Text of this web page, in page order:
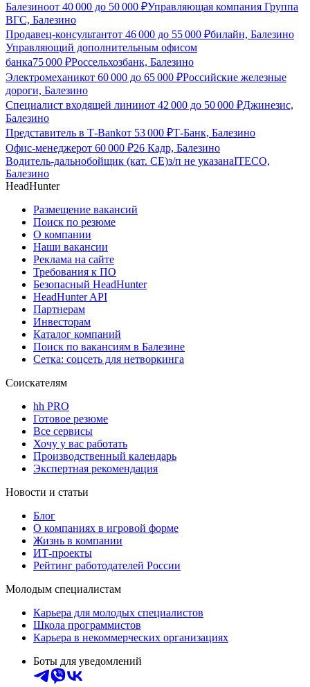
Балезиноот 40 000 до 50 000 ₽Управляющая компания Группа
ВГС, Балезино
Продавец-консультантот 46 000 до 55 000 ₽билайн, Балезино
Управляющий дополнительным офисом
банка75 000 ₽Россельхозбанк, Балезино
Электромеханикот 60 000 до 65 000 ₽Российские железные
дороги, Балезино
Специалист входящей линииот 42 000 до 50 000 ₽Джинезис,
Балезино
Представитель в Т-Bankот 53 000 ₽Т-Банк, Балезино
Офис-менеджерот 60 000 ₽26 Кадр, Балезино
Водитель-дальнобойщик (кат. CE)з/п не указанаITECO,
Балезино
HeadHunter
Размещение вакансий
Поиск по резюме
О компании
Наши вакансии
Реклама на сайте
Требования к ПО
Безопасный HeadHunter
HeadHunter API
Партнерам
Инвесторам
Каталог компаний
Поиск по вакансиям в Балезине
Сетка: соцсеть для нетворкинга
Соискателям
hh PRO
Готовое резюме
Все сервисы
Хочу у вас работать
Производственный календарь
Экспертная рекомендация
Новости и статьи
Блог
О компаниях в игровой форме
Жизнь в компании
ИТ-проекты
Рейтинг работодателей России
Молодым специалистам
Карьера для молодых специалистов
Школа программистов
Карьера в некоммерческих организациях
Боты для уведомлений